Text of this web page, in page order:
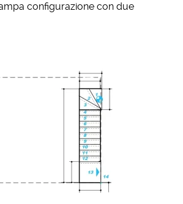
configurazione con due